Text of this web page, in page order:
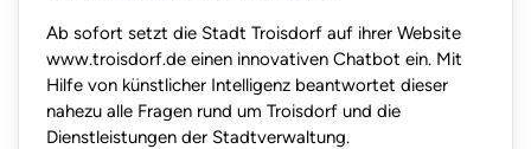
Ab sofort setzt die Stadt Troisdorf auf ihrer Website
www.troisdorf.de einen innovativen Chatbot ein. Mit
Hilfe von künstlicher Intelligenz beantwortet dieser
nahezu alle Fragen rund um Troisdorf und die
Dienstleistungen der Stadtverwaltung.